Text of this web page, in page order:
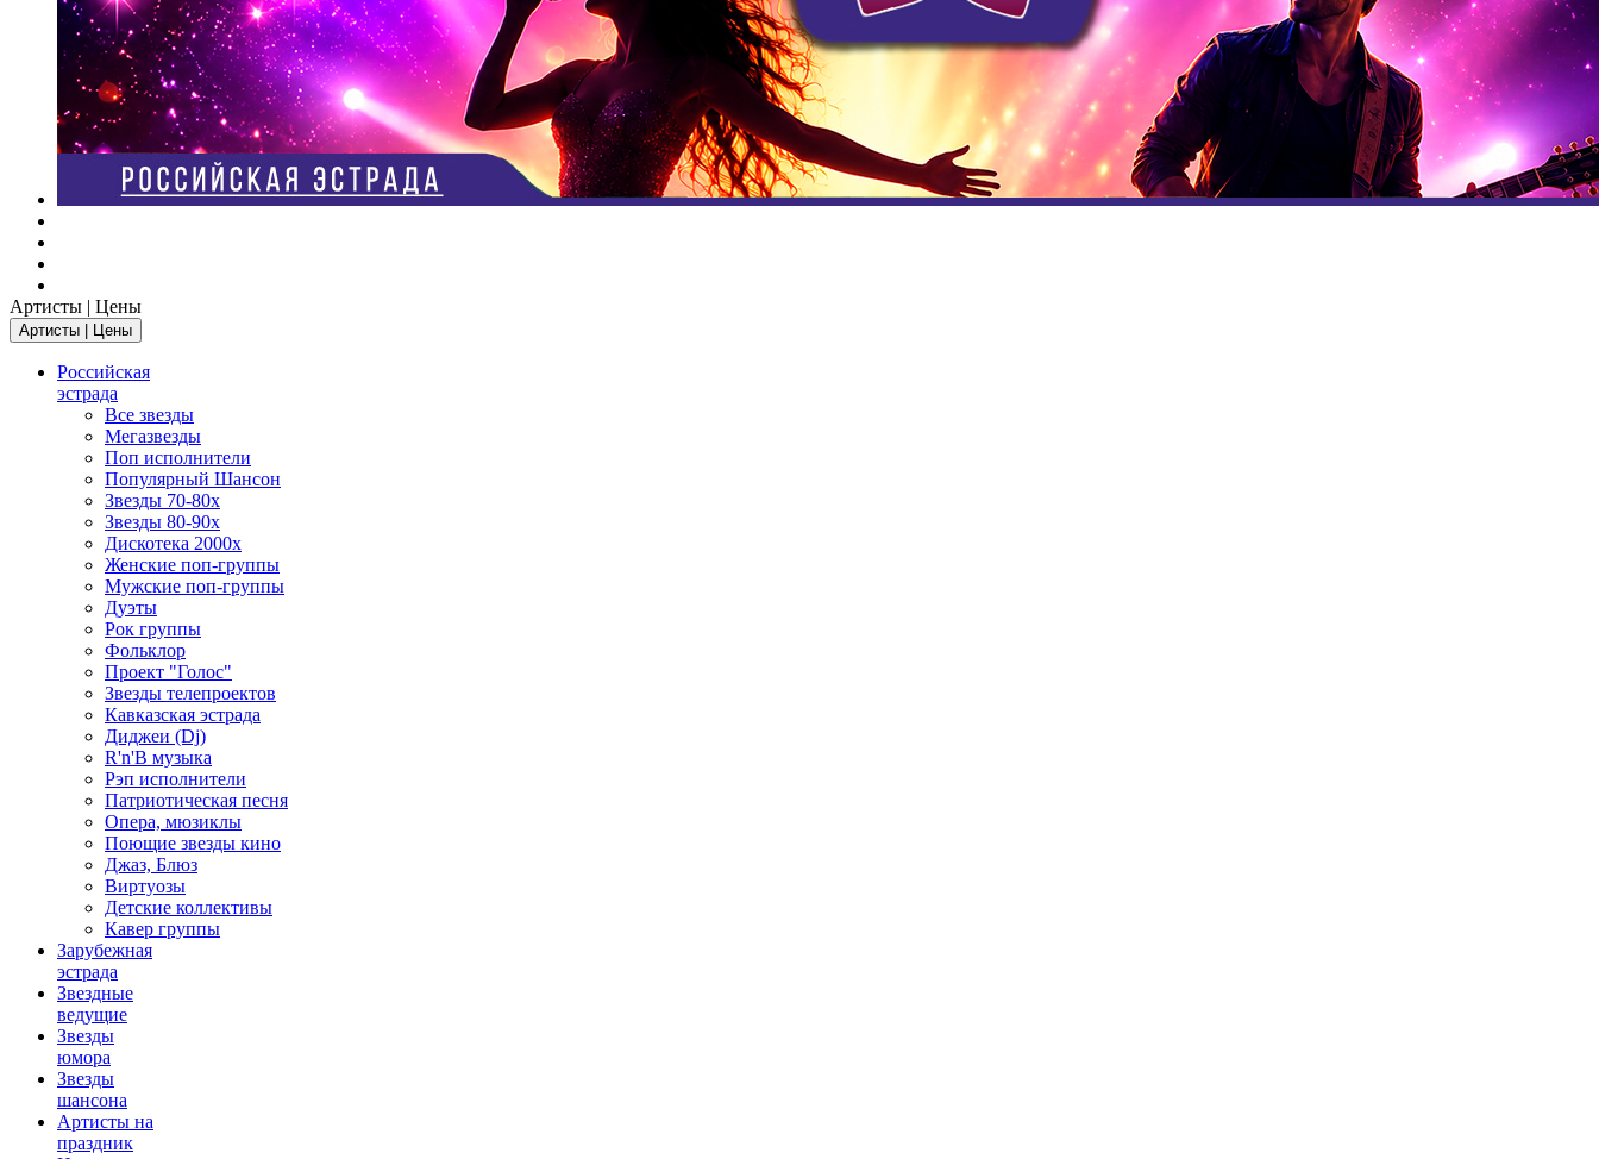
Артисты | Цены
Артисты | Цены
Российская
эстрада
Все звезды
Мегазвезды
Поп исполнители
Популярный Шансон
Звезды 70-80х
Звезды 80-90х
Дискотека 2000х
Женские поп-группы
Мужские поп-группы
Дуэты
Рок группы
Фольклор
Проект "Голос"
Звезды телепроектов
Кавказская эстрада
Диджеи (Dj)
R'n'B музыка
Рэп исполнители
Патриотическая песня
Опера, мюзиклы
Поющие звезды кино
Джаз, Блюз
Виртуозы
Детские коллективы
Кавер группы
Зарубежная
эстрада
Звездные
ведущие
Звезды
юмора
Звезды
шансона
Артисты на
праздник